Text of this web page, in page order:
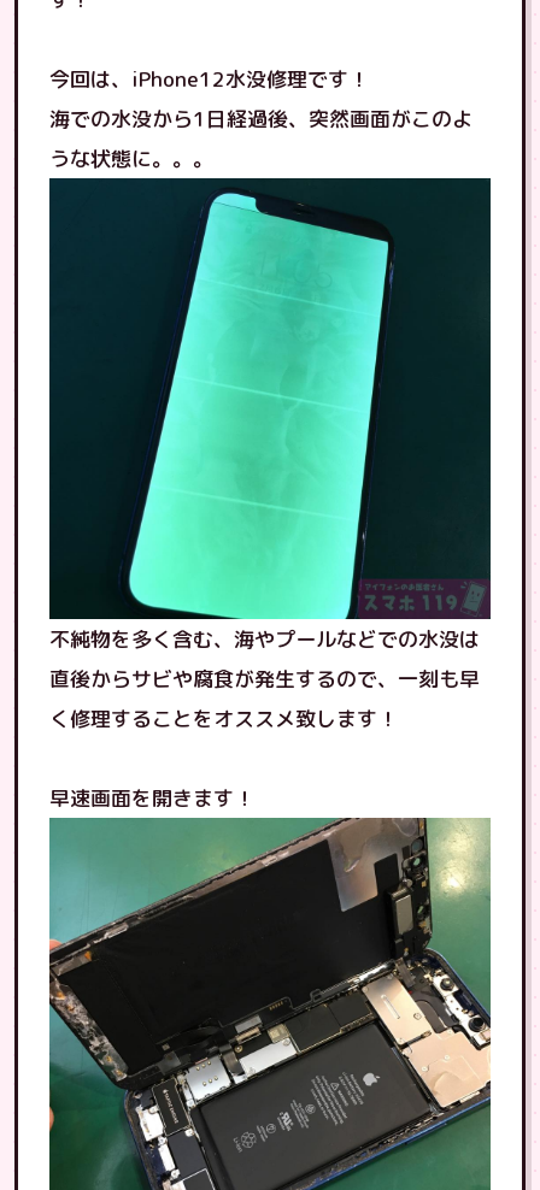
今回は、iPhone12水没修理です！
海での水没から1日経過後、突然画面がこのよ
うな状態に。。。
不純物を多く含む、海やプールなどでの水没は
直後からサビや腐食が発生するので、一刻も早
く修理することをオススメ致します！
早速画面を開きます！